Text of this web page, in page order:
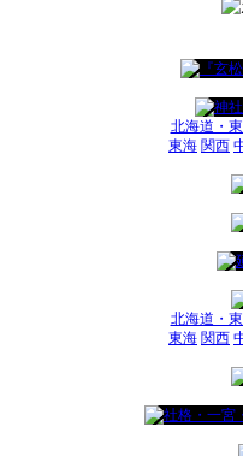
北海道・
東海 関西
北海道・
東海 関西